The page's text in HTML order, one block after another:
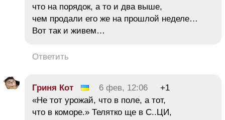
что на порядок, а то и два выше,
чем продали его же на прошлой неделе…
Вот так и живем…
Ответить
Гриня Кот 6 фев, 12:06
+1
«Не тот урожай, что в поле, а тот,
что в коморе.» Телятко ще в С..ЦИ,